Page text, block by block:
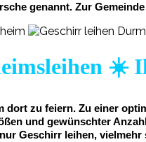
genannt. Zur
☀️
dort zu feiern. Zu einer
und gewünschter
Geschirr leihen,